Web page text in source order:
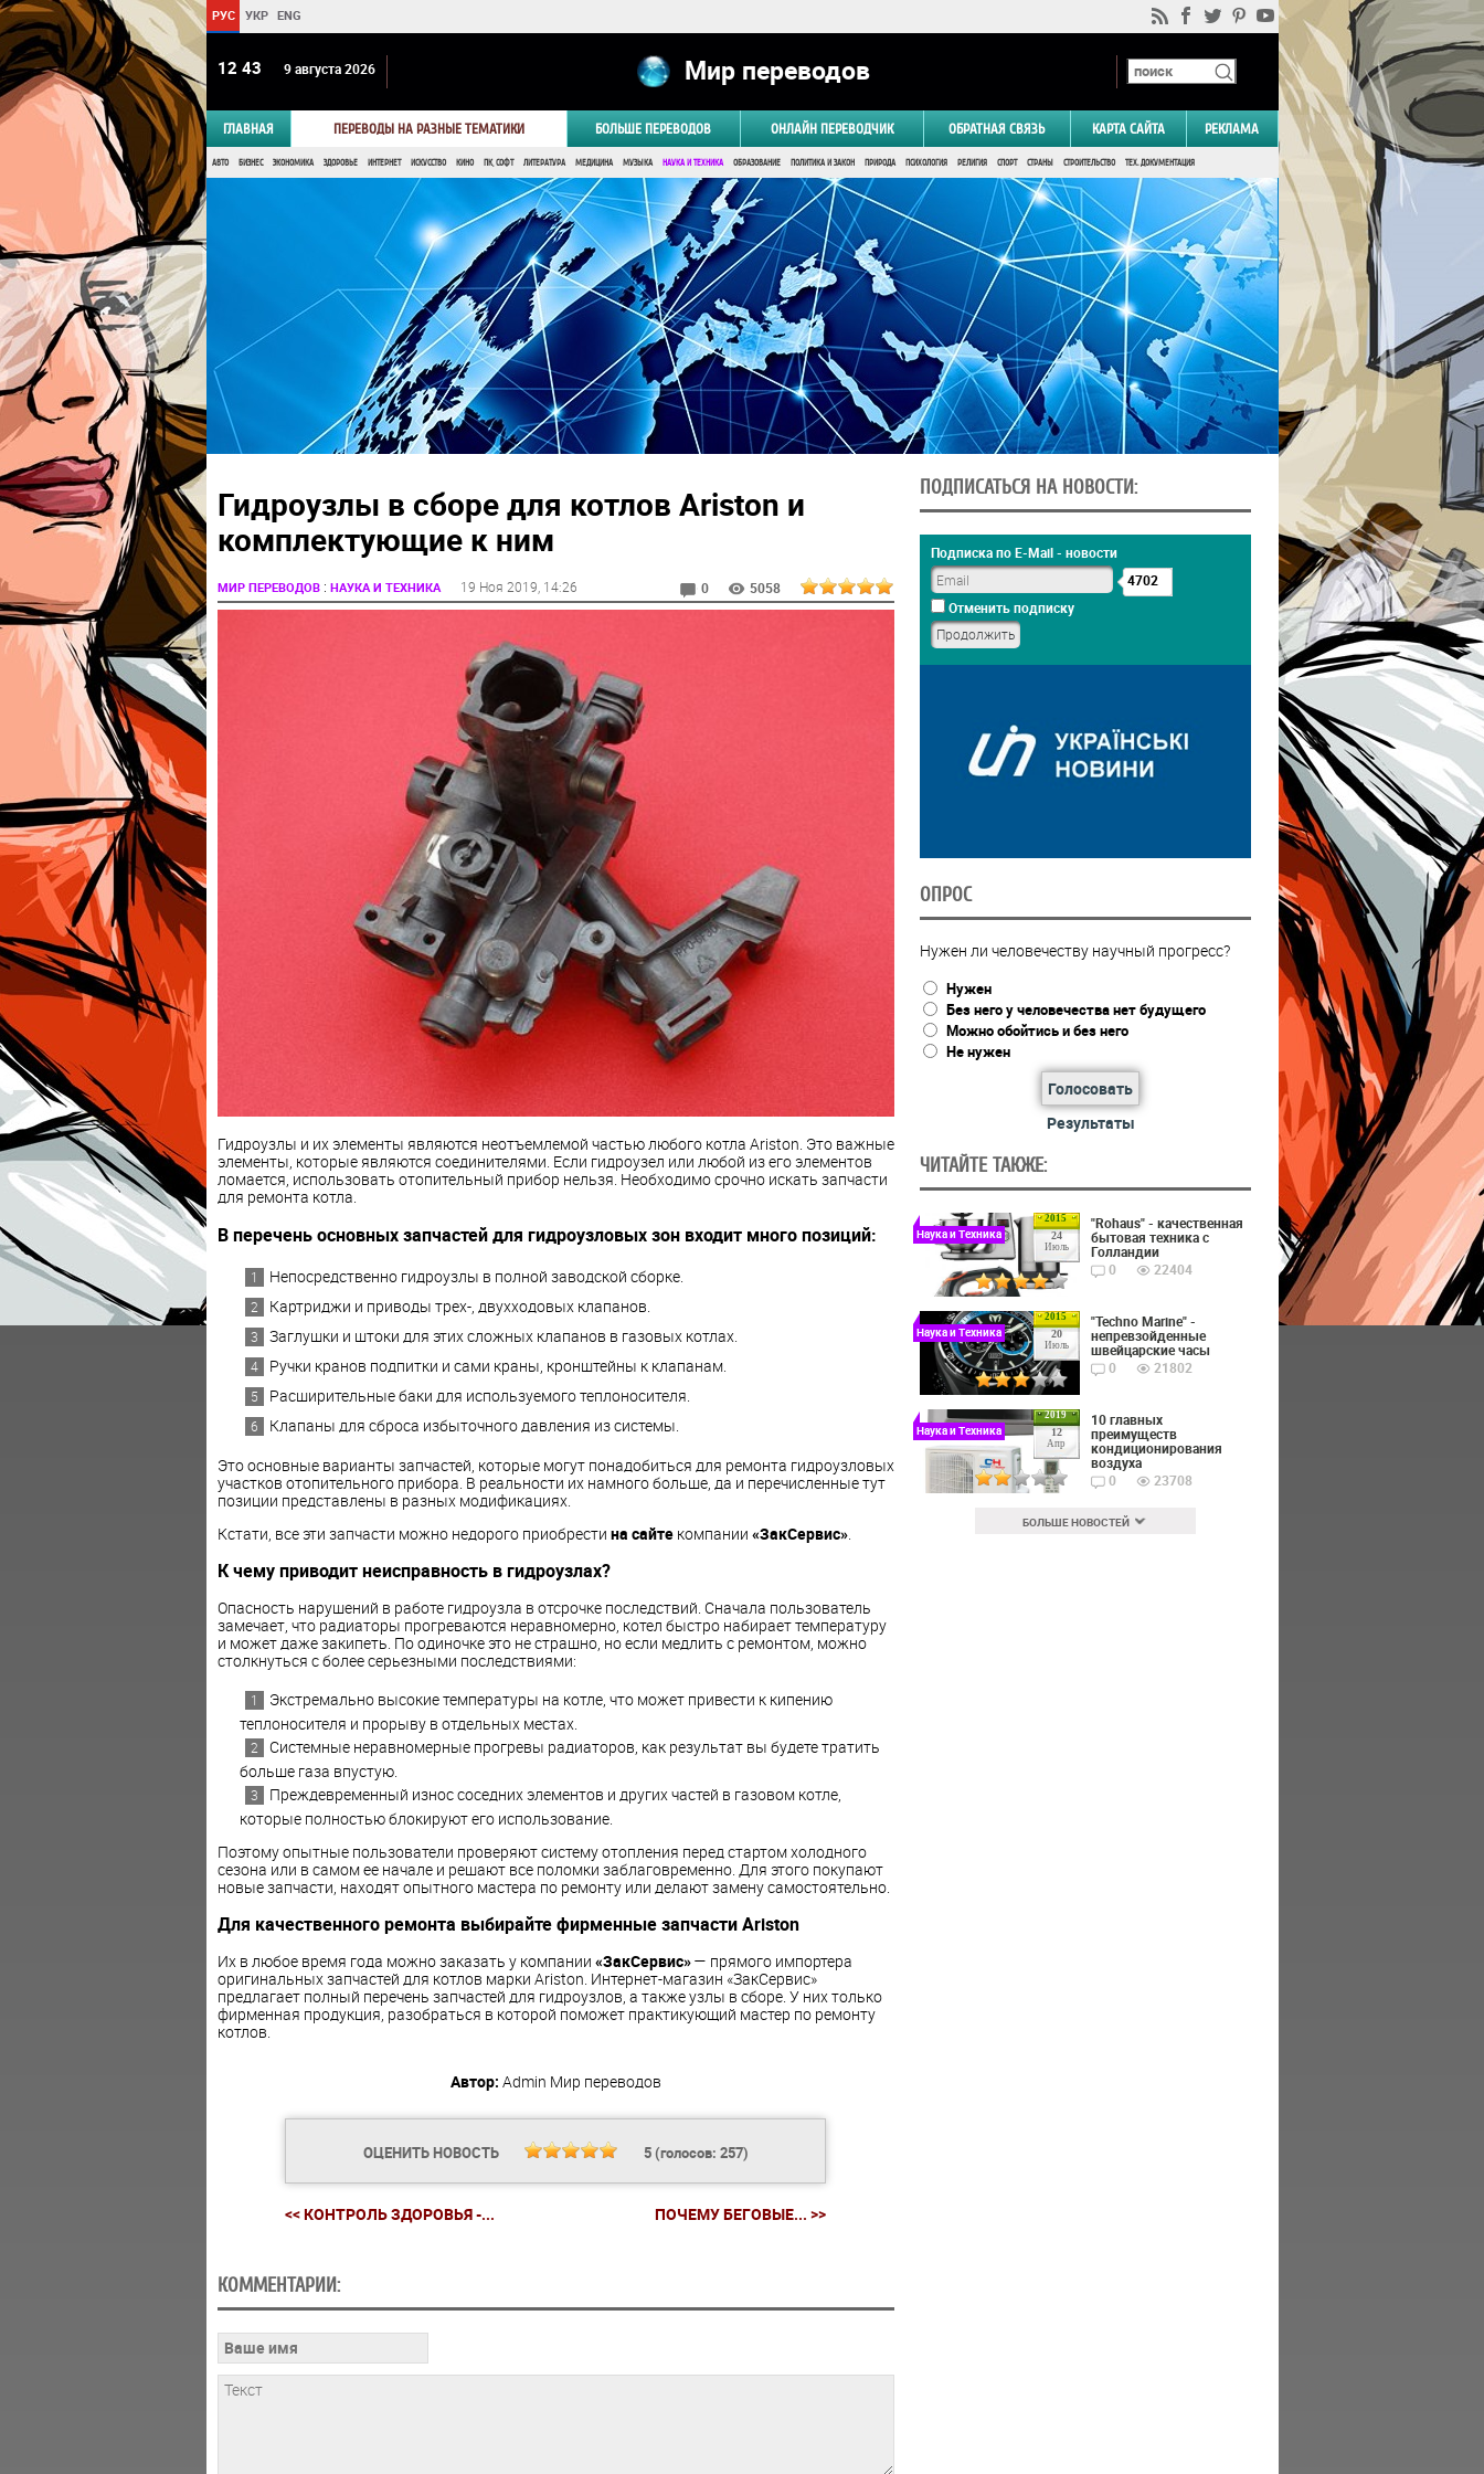
РУС УКР ENG
12:43 9 августа 2026 Мир переводов
ГЛАВНАЯ ПЕРЕВОДЫ НА РАЗНЫЕ ТЕМАТИКИ БОЛЬШЕ ПЕРЕВОДОВ ОНЛАЙН ПЕРЕВОДЧИК ОБРАТНАЯ СВЯЗЬ КАРТА САЙТА РЕКЛАМА
АВТО БИЗНЕС ЭКОНОМИКА ЗДОРОВЬЕ ИНТЕРНЕТ ИСКУССТВО КИНО ПК, СОФТ ЛИТЕРАТУРА МЕДИЦИНА МУЗЫКА НАУКА И ТЕХНИКА ОБРАЗОВАНИЕ ПОЛИТИКА И ЗАКОН ПРИРОДА ПСИХОЛОГИЯ РЕЛИГИЯ СПОРТ СТРАНЫ СТРОИТЕЛЬСТВО ТЕХ. ДОКУМЕНТАЦИЯ
Гидроузлы в сборе для котлов Ariston и
комплектующие к ним
МИР ПЕРЕВОДОВ: НАУКА И ТЕХНИКА 19 Ноя 2019 , 14:26 0 5058
Гидроузлы и их элементы являются неотъемлемой частью любого котла Ariston. Это важные
элементы, которые являются соединителями. Если гидроузел или любой из его элементов
ломается, использовать отопительный прибор нельзя. Необходимо срочно искать запчасти
для ремонта котла.
В перечень основных запчастей для гидроузловых зон входит много позиций:
Непосредственно гидроузлы в полной заводской сборке.
Картриджи и приводы трех-, двухходовых клапанов.
Заглушки и штоки для этих сложных клапанов в газовых котлах.
Ручки кранов подпитки и сами краны, кронштейны к клапанам.
Расширительные баки для используемого теплоносителя.
Клапаны для сброса избыточного давления из системы.
Это основные варианты запчастей, которые могут понадобиться для ремонта гидроузловых
участков отопительного прибора. В реальности их намного больше, да и перечисленные тут
позиции представлены в разных модификациях.
Кстати, все эти запчасти можно недорого приобрести на сайтекомпании «ЗакСервис».
К чему приводит неисправность в гидроузлах?
Опасность нарушений в работе гидроузла в отсрочке последствий. Сначала пользователь
замечает, что радиаторы прогреваются неравномерно, котел быстро набирает температуру
и может даже закипеть. По одиночке это не страшно, но если медлить с ремонтом, можно
столкнуться с более серьезными последствиями:
Экстремально высокие температуры на котле, что может привести к кипению
теплоносителя и прорыву в отдельных местах.
Системные неравномерные прогревы радиаторов, как результат вы будете тратить
больше газа впустую.
Преждевременный износ соседних элементов и других частей в газовом котле,
которые полностью блокируют его использование.
Поэтому опытные пользователи проверяют систему отопления перед стартом холодного
сезона или в самом ее начале и решают все поломки заблаговременно. Для этого покупают
новые запчасти, находят опытного мастера по ремонту или делают замену самостоятельно.
Для качественного ремонта выбирайте фирменные запчасти Ariston
Их в любое время года можно заказать у компании «ЗакСервис»— прямого импортера
оригинальных запчастей для котлов марки Ariston. Интернет-магазин «ЗакСервис»
предлагает полный перечень запчастей для гидроузлов, а также узлы в сборе. У них только
фирменная продукция, разобраться в которой поможет практикующий мастер по ремонту
котлов.
Автор: Admin Мир переводов
ОЦЕНИТЬ НОВОСТЬ 5(голосов: 257)
<< КОНТРОЛЬ ЗДОРОВЬЯ -... ПОЧЕМУ БЕГОВЫЕ... >>
КОММЕНТАРИИ:
ПОДПИСАТЬСЯ НА НОВОСТИ:
Подписка по E-Mail - новости
4702
Отменить подписку
ОПРОС
Нужен ли человечеству научный прогресс?
Нужен
Без него у человечества нет будущего
Можно обойтись и без него
Не нужен
Голосовать
Результаты
ЧИТАЙТЕ ТАКЖЕ:
2015
24
Июль
Наука и Техника
"Rohaus" - качественная
бытовая техника с
Голландии
0
22404
2015
20
Июль
Наука и Техника
"Techno Marine" -
непревзойденные
швейцарские часы
0
21802
2019
12
Апр
Наука и Техника
10 главных
преимуществ
кондиционирования
воздуха
0
23708
БОЛЬШЕ НОВОСТЕЙ